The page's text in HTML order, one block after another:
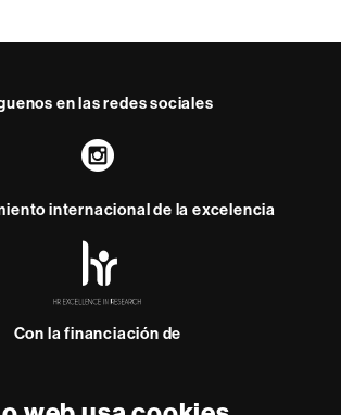
en las redes sociales
Instagram
internacional de la excelencia
-
Con la financiación de